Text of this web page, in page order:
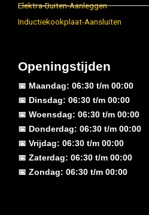
Elektra-Buiten-Aanleggen
Inductiekookplaat-Aansluiten
Openingstijden
📅 Maandag: 06:30 t/m 00:00
📅 Dinsdag: 06:30 t/m 00:00
📅 Woensdag: 06:30 t/m 00:00
📅 Donderdag: 06:30 t/m 00:00
📅 Vrijdag: 06:30 t/m 00:00
📅 Zaterdag: 06:30 t/m 00:00
📅 Zondag: 06:30 t/m 00:00